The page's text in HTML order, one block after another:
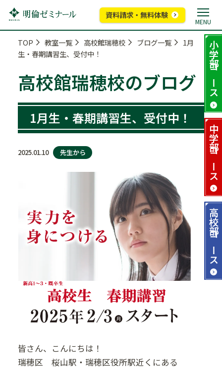
資料請求・無料体験
MENU
小学部
コース
中学部
コース
高校部
コース
TOP 教室一覧 高校館瑞穂校 ブログ一覧
1月
生・春期講習生、受付中！
高校館瑞穂校のブログ
1月生・春期講習生、受付中！
2025.01.10 先生から
皆さん、こんにちは！
瑞穂区 桜山駅・瑞穂区役所駅近くにある